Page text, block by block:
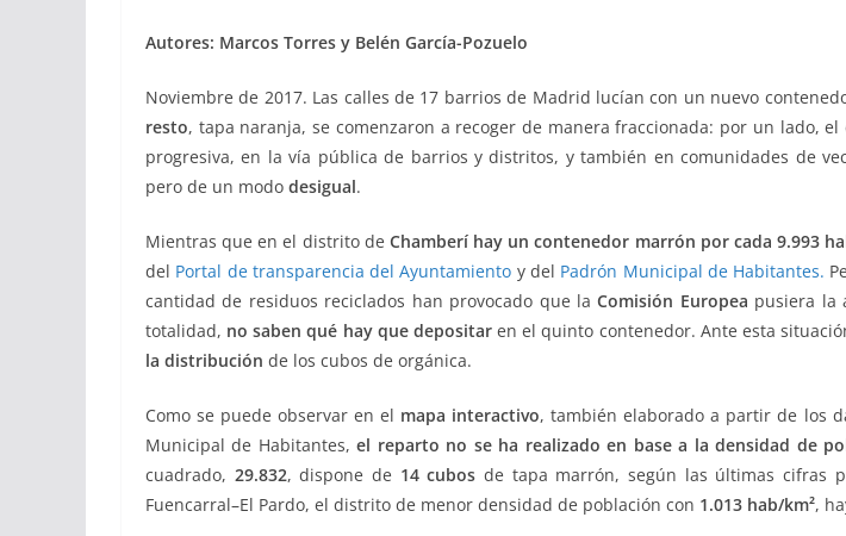
Autores: Marcos Torres y Belén García-Pozuelo
Noviembre de 2017. Las calles de 17 barrios de Madrid lucían con un nuevo
resto, tapa naranja, se comenzaron a recoger de manera fraccionada: por un lado,
progresiva, en la vía pública de barrios y distritos, y también en comunidades de
pero de un modo desigual.
Mientras que en el distrito de Chamberí hay un contenedor marrón por cada 9.993
del Portal de transparencia del Ayuntamiento y del Padrón Municipal de Habitantes.
cantidad de residuos reciclados han provocado que laComisión Europea pusiera la
totalidad, no saben qué hay que depositaren el quinto contenedor. Ante esta
la distribución de los cubos de orgánica.
Como se puede observar en el mapa interactivo, también elaborado a partir de los
Municipal de Habitantes,el reparto no se ha realizado en base a la densidad de
cuadrado, 29.832, dispone de 14 cubos de tapa marrón, según las últimas cifras
Fuencarral–El Pardo, el distrito de menor densidad de población con 1.013 hab/km²,